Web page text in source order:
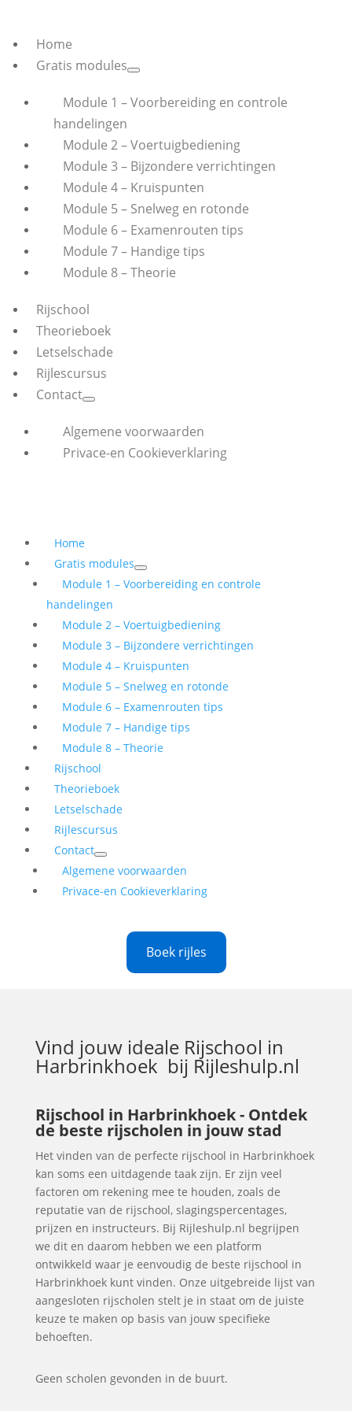
Home
Gratis modules
Module 1 – Voorbereiding en controle
handelingen
Module 2 – Voertuigbediening
Module 3 – Bijzondere verrichtingen
Module 4 – Kruispunten
Module 5 – Snelweg en rotonde
Module 6 – Examenrouten tips
Module 7 – Handige tips
Module 8 – Theorie
Rijschool
Theorieboek
Letselschade
Rijlescursus
Contact
Algemene voorwaarden
Privace-en Cookieverklaring
Home
Gratis modules
Module 1 – Voorbereiding en controle
handelingen
Module 2 – Voertuigbediening
Module 3 – Bijzondere verrichtingen
Module 4 – Kruispunten
Module 5 – Snelweg en rotonde
Module 6 – Examenrouten tips
Module 7 – Handige tips
Module 8 – Theorie
Rijschool
Theorieboek
Letselschade
Rijlescursus
Contact
Algemene voorwaarden
Privace-en Cookieverklaring
Boek rijles
Vind jouw ideale Rijschool in
Harbrinkhoek bij Rijleshulp.nl
Rijschool in Harbrinkhoek - Ontdek
de beste rijscholen in jouw stad
Het vinden van de perfecte rijschool in Harbrinkhoek
kan soms een uitdagende taak zijn. Er zijn veel
factoren om rekening mee te houden, zoals de
reputatie van de rijschool, slagingspercentages,
prijzen en instructeurs. Bij Rijleshulp.nl begrijpen
we dit en daarom hebben we een platform
ontwikkeld waar je eenvoudig de beste rijschool in
Harbrinkhoek kunt vinden. Onze uitgebreide lijst van
aangesloten rijscholen stelt je in staat om de juiste
keuze te maken op basis van jouw specifieke
behoeften.
Geen scholen gevonden in de buurt.